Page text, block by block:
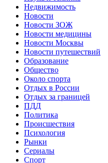
Недвижимость
Новости
Новости ЗОЖ
Новости медицины
Новости Москвы
Новости путешествий
Образование
Общество
Около спорта
Отдых в России
Отдых за границей
ПДД
Политика
Происшествия
Психология
Рынки
Сериалы
Спорт